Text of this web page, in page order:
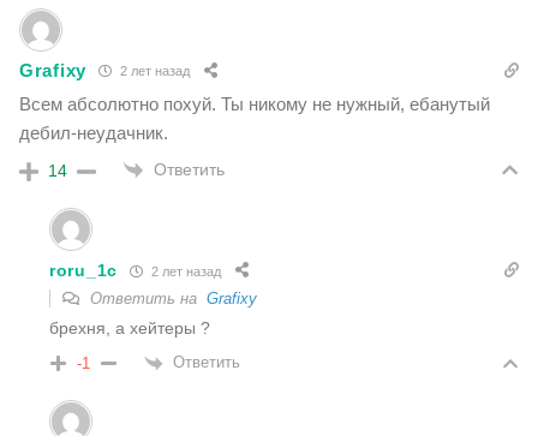
Grafixy 2 лет назад
Всем абсолютно похуй. Ты никому не нужный, ебанутый
дебил-неудачник.
14 Ответить
roru_1c 2 лет назад
Ответить на Grafixy
брехня, а хейтеры ?
-1 Ответить